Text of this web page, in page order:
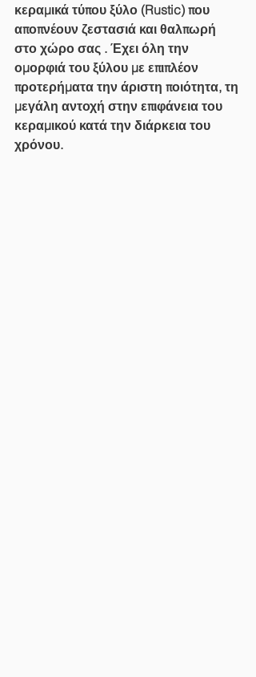
κεραμικά τύπου ξύλο (Rustic) που
αποπνέουν ζεστασιά και θαλπωρή
στο χώρο σας . Έχει όλη την
ομορφιά του ξύλου με επιπλέον
προτερήματα την άριστη ποιότητα, τη
μεγάλη αντοχή στην επιφάνεια του
κεραμικού κατά την διάρκεια του
χρόνου.